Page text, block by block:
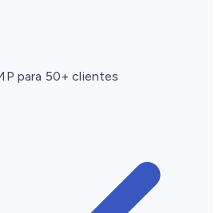
para 50+ clientes